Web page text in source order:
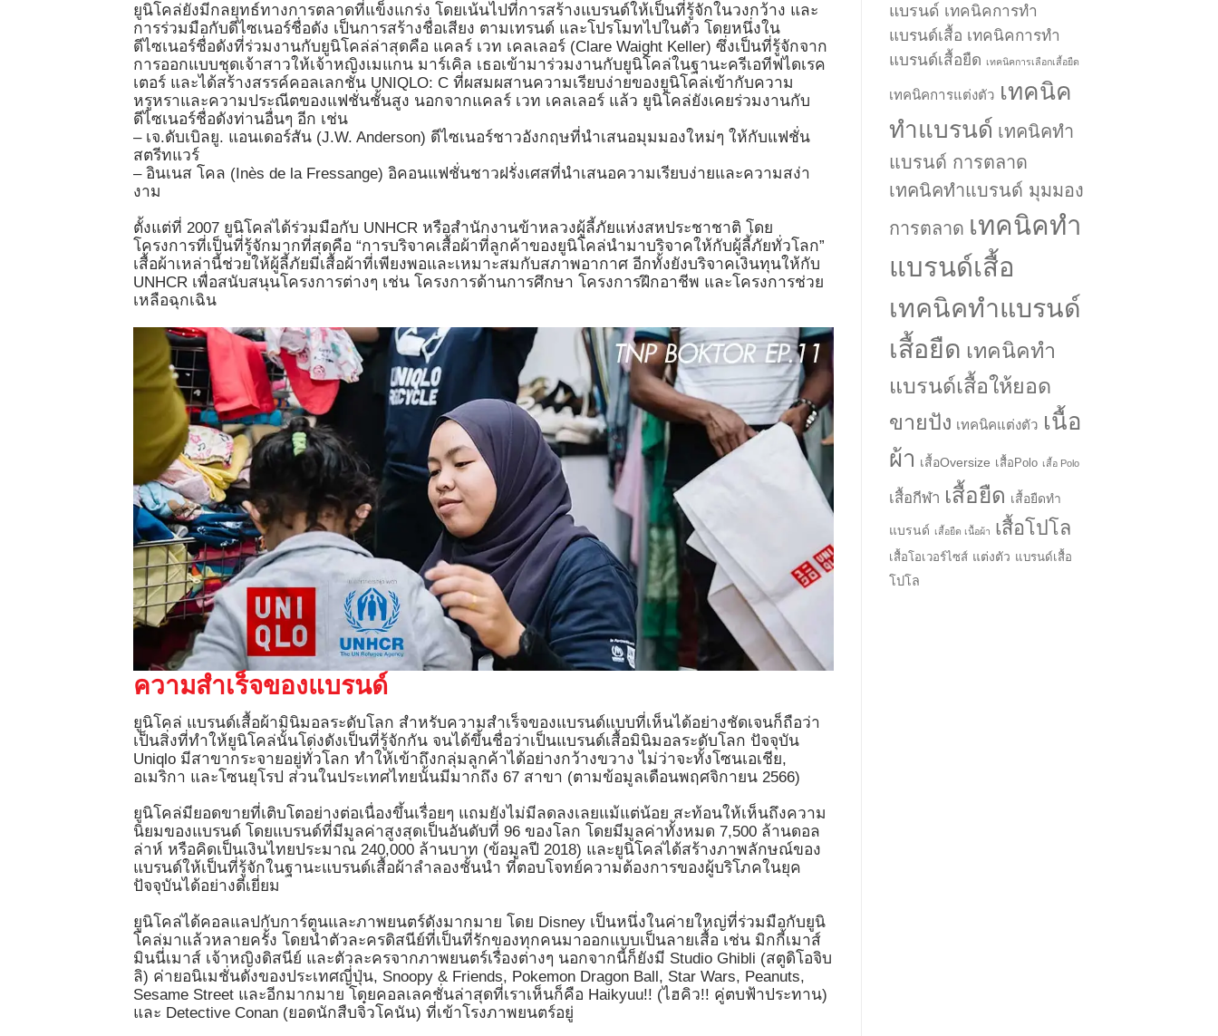
ยูนิโคล่ยังมีกลยุทธ์ทางการตลาดที่แข็งแกร่ง โดยเน้นไปที่การสร้างแบรนด์ให้เป็นที่รู้จักในวงกว้าง และ
การร่วมมือกับดีไซเนอร์ชื่อดัง เป็นการสร้างชื่อเสียง ตามเทรนด์ และโปรโมทไปในตัว โดยหนึ่งใน
ดีไซเนอร์ชื่อดังที่ร่วมงานกับยูนิโคล่ล่าสุดคือ แคลร์ เวท เคลเลอร์ (Clare Waight Keller) ซึ่งเป็นที่รู้จักจาก
การออกแบบชุดเจ้าสาวให้เจ้าหญิงเมแกน มาร์เคิล เธอเข้ามาร่วมงานกับยูนิโคล่ในฐานะครีเอทีฟไดเรค
เตอร์ และได้สร้างสรรค์คอลเลกชั่น UNIQLO: C ที่ผสมผสานความเรียบง่ายของยูนิโคล่เข้ากับความ
หรูหราและความประณีตของแฟชั่นชั้นสูง นอกจากแคลร์ เวท เคลเลอร์ แล้ว ยูนิโคล่ยังเคยร่วมงานกับ
ดีไซเนอร์ชื่อดังท่านอื่นๆ อีก เช่น
– เจ.ดับเบิลยู. แอนเดอร์สัน (J.W. Anderson) ดีไซเนอร์ชาวอังกฤษที่นำเสนอมุมมองใหม่ๆ ให้กับแฟชั่น
สตรีทแวร์
– อินเนส โคล (Inès de la Fressange) อิคอนแฟชั่นชาวฝรั่งเศสที่นำเสนอความเรียบง่ายและความสง่า
งาม
ตั้งแต่ที่ 2007 ยูนิโคล่ได้ร่วมมือกับ UNHCR หรือสำนักงานข้าหลวงผู้ลี้ภัยแห่งสหประชาชาติ โดย
โครงการที่เป็นที่รู้จักมากที่สุดคือ “การบริจาคเสื้อผ้าที่ลูกค้าของยูนิโคล่นำมาบริจาคให้กับผู้ลี้ภัยทั่วโลก”
เสื้อผ้าเหล่านี้ช่วยให้ผู้ลี้ภัยมีเสื้อผ้าที่เพียงพอและเหมาะสมกับสภาพอากาศ อีกทั้งยังบริจาคเงินทุนให้กับ
UNHCR เพื่อสนับสนุนโครงการต่างๆ เช่น โครงการด้านการศึกษา โครงการฝึกอาชีพ และโครงการช่วย
เหลือฉุกเฉิน
ความสำเร็จของแบรนด์
ยูนิโคล่ แบรนด์เสื้อผ้ามินิมอลระดับโลก สำหรับความสำเร็จของแบรนด์แบบที่เห็นได้อย่างชัดเจนก็ถือว่า
เป็นสิ่งที่ทำให้ยูนิโคล่นั้นโด่งดังเป็นที่รู้จักกัน จนได้ขึ้นชื่อว่าเป็นแบรนด์เสื้อมินิมอลระดับโลก ปัจจุบัน
Uniqlo มีสาขากระจายอยู่ทั่วโลก ทำให้เข้าถึงกลุ่มลูกค้าได้อย่างกว้างขวาง ไม่ว่าจะทั้งโซนเอเชีย,
อเมริกา และโซนยุโรป ส่วนในประเทศไทยนั้นมีมากถึง 67 สาขา (ตามข้อมูลเดือนพฤศจิกายน 2566)
ยูนิโคล่มียอดขายที่เติบโตอย่างต่อเนื่องขึ้นเรื่อยๆ แถมยังไม่มีลดลงเลยแม้แต่น้อย สะท้อนให้เห็นถึงความ
นิยมของแบรนด์ โดยแบรนด์ที่มีมูลค่าสูงสุดเป็นอันดับที่ 96 ของโลก โดยมีมูลค่าทั้งหมด 7,500 ล้านดอล
ล่าห์ หรือคิดเป็นเงินไทยประมาณ 240,000 ล้านบาท (ข้อมูลปี 2018) และยูนิโคล่ได้สร้างภาพลักษณ์ของ
แบรนด์ให้เป็นที่รู้จักในฐานะแบรนด์เสื้อผ้าลำลองชั้นนำ ที่ตอบโจทย์ความต้องการของผู้บริโภคในยุค
ปัจจุบันได้อย่างดีเยี่ยม
ยูนิโคล่ได้คอลแลปกับการ์ตูนและภาพยนตร์ดังมากมาย โดย Disney เป็นหนึ่งในค่ายใหญ่ที่ร่วมมือกับยูนิ
โคล่มาแล้วหลายครั้ง โดยนำตัวละครดิสนีย์ที่เป็นที่รักของทุกคนมาออกแบบเป็นลายเสื้อ เช่น มิกกี้เมาส์
มินนี่เมาส์ เจ้าหญิงดิสนีย์ และตัวละครจากภาพยนตร์เรื่องต่างๆ นอกจากนี้ก็ยังมี Studio Ghibli (สตูดิโอจิบ
ลิ) ค่ายอนิเมชั่นดังของประเทศญี่ปุ่น, Snoopy & Friends, Pokemon Dragon Ball, Star Wars, Peanuts,
Sesame Street และอีกมากมาย โดยคอลเลคชั่นล่าสุดที่เราเห็นก็คือ Haikyuu!! (ไฮคิว!! คู่ตบฟ้าประทาน)
และ Detective Conan (ยอดนักสืบจิ๋วโคนัน) ที่เข้าโรงภาพยนตร์อยู่
แบรนด์ เทคนิคการทำ
แบรนด์เสื้อ เทคนิคการทำ
แบรนด์เสื้อยืด เทคนิคการเลือกเสื้อยืด
เทคนิคการแต่งตัว เทคนิค
ทำแบรนด์ เทคนิคทำ
แบรนด์ การตลาด
เทคนิคทำแบรนด์ มุมมอง
การตลาด เทคนิคทำ
แบรนด์เสื้อ
เทคนิคทำแบรนด์
เสื้อยืด เทคนิคทำ
แบรนด์เสื้อให้ยอด
ขายปัง เทคนิคแต่งตัว เนื้อ
ผ้า เสื้อOversize เสื้อPolo เสื้อ Polo
เสื้อกีฬา เสื้อยืด เสื้อยืดทำ
แบรนด์ เสื้อยืด เนื้อผ้า เสื้อโปโล
เสื้อโอเวอร์ไซส์ แต่งตัว แบรนด์เสื้อ
โปโล